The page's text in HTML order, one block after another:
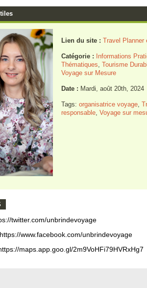
Lien du site : Travel Planner
Catégorie :
Informations
Thématiques, Tourisme
Voyage sur Mesure
Date : Mardi, août 20th, 2024
Tags: organisatrice voyage,
responsable, Voyage sur
twitter.com/unbrindevoyage
https://www.facebook.com/unbrindevoyage
maps.app.goo.gl/2m9VoHFi79HVRxHg7